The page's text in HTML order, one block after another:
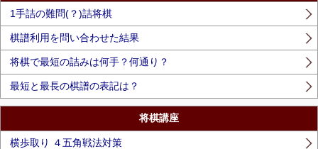
1手詰の難問(？)詰将棋
棋譜利用を問い合わせた結果
将棋で最短の詰みは何手？何通り？
最短と最長の棋譜の表記は？
将棋講座
横歩取り ４五角戦法対策